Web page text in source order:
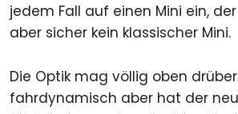
jedem Fall auf einen Mini ein,
aber sicher kein klassischer Mini.
Die Optik mag völlig oben
fahrdynamisch aber hat der